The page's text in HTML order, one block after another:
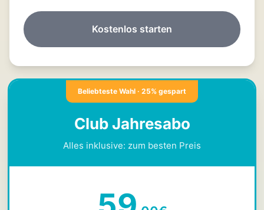
Kostenlos starten
Beliebteste Wahl · 25% gespart
Club Jahresabo
Alles inklusive: zum besten Preis